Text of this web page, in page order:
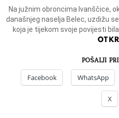
Na južnim obroncima Ivanščice,
današnjeg naselja Belec, uzdižu
koja je tijekom svoje povijesti
POŠALJI
Facebook WhatsApp
X